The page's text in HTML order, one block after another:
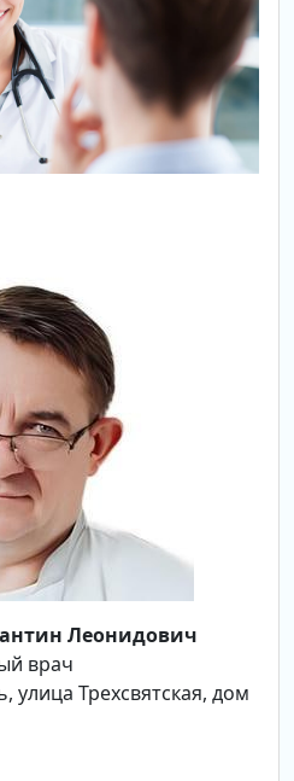
Леонидович
врач
улица Трехсвятская, дом